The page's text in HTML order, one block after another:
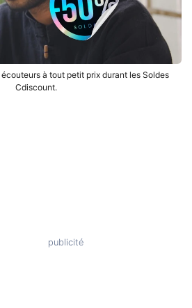
à tout petit prix durant les Soldes
Cdiscount.